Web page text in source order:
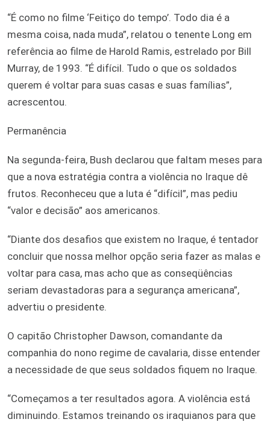
“É como no filme ‘Feitiço do tempo’. Todo dia é a
mesma coisa, nada muda”, relatou o tenente Long em
referência ao filme de Harold Ramis, estrelado por Bill
Murray, de 1993. “É difícil. Tudo o que os soldados
querem é voltar para suas casas e suas famílias”,
acrescentou.
Permanência
Na segunda-feira, Bush declarou que faltam meses para
que a nova estratégia contra a violência no Iraque dê
frutos. Reconheceu que a luta é “difícil”, mas pediu
“valor e decisão” aos americanos.
“Diante dos desafios que existem no Iraque, é tentador
concluir que nossa melhor opção seria fazer as malas e
voltar para casa, mas acho que as conseqüências
seriam devastadoras para a segurança americana”,
advertiu o presidente.
O capitão Christopher Dawson, comandante da
companhia do nono regime de cavalaria, disse entender
a necessidade de que seus soldados fiquem no Iraque.
“Começamos a ter resultados agora. A violência está
diminuindo. Estamos treinando os iraquianos para que